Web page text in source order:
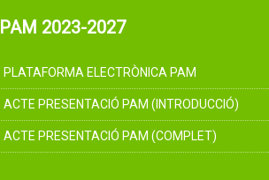
PAM 2023-2027
PLATAFORMA ELECTRÒNICA PAM
ACTE PRESENTACIÓ PAM (INTRODUCCIÓ)
ACTE PRESENTACIÓ PAM (COMPLET)